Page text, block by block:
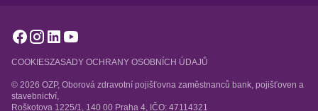
COOKIESZASADY OCHRANY OSOBNÍCH ÚDAJŮ
© 2026 OZP, Oborová zdravotní pojišťovna zaměstnanců bank, pojišťoven a
stavebnictví,
Roškotova 1225/1, 140 00 Praha 4, IČO: 47114321